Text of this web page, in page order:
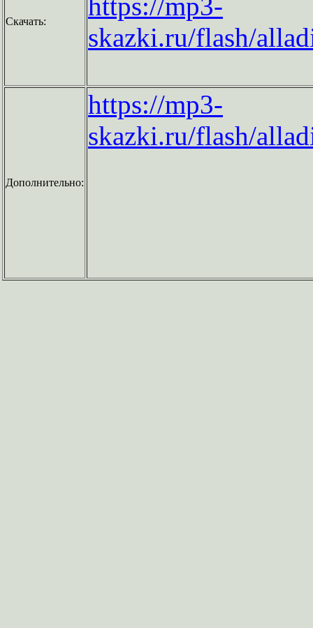
Скачать:
skazki.ru/flash/
Дополнительно:
https://mp3-
skazki.ru/flash/